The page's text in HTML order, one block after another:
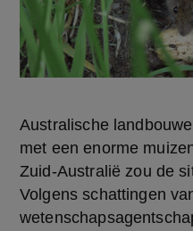
Australische
met een enorme
Zuid-Australië zou de
Volgens schattingen